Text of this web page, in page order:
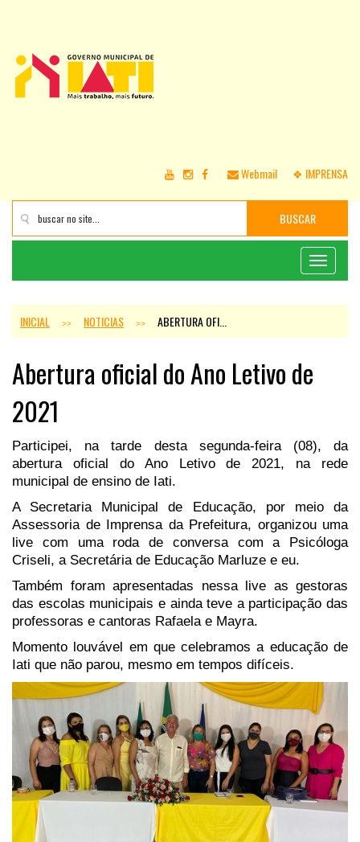
Webmail ❖ IMPRENSA
BUSCAR
Toggle
INICIAL >> NOTICIAS >> ABERTURA OFI...
Abertura oficial do Ano Letivo de
2021
Participei, na tarde desta segunda-feira (08), da
abertura oficial do Ano Letivo de 2021, na rede
municipal de ensino de Iati.
A Secretaria Municipal de Educação, por meio da
Assessoria de Imprensa da Prefeitura, organizou uma
live com uma roda de conversa com a Psicóloga
Criseli, a Secretária de Educação Marluze e eu.
Também foram apresentadas nessa live as gestoras
das escolas municipais e ainda teve a participação das
professoras e cantoras Rafaela e Mayra.
Momento louvável em que celebramos a educação de
Iati que não parou, mesmo em tempos difíceis.